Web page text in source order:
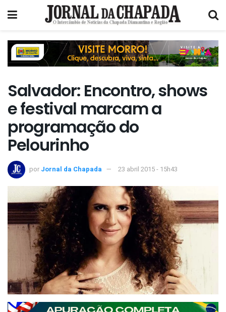
Salvador: Encontro, shows
e festival marcam a
programação do
Pelourinho
por Jornal da Chapada 23 abril 2015 - 15h43